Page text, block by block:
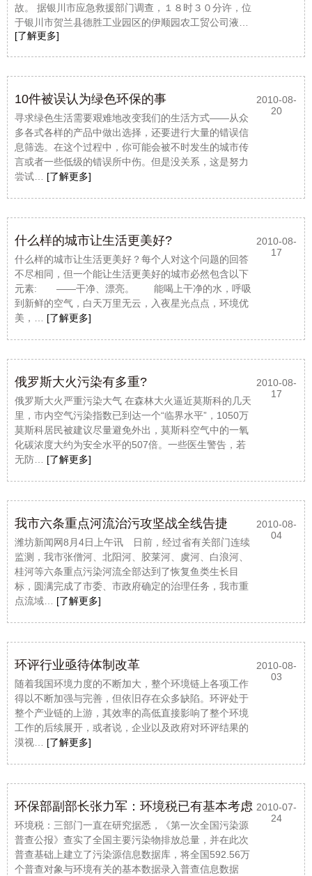
故。 据银川市应急救援部门调查，１８时３０分许，位
于银川市贺兰县德胜工业园区的伊顺园农工贸公司液…
[了解更多]
2010-08-
20
10件被误认为绿色环保的事
寻求绿色生活需要艰难地改变我们的生活方式——从众
多各式各样的产品中做出选择，还要进行大量的错误信
息筛选。在这个过程中，你可能会被不时发生的城市传
言或者一些低级的错误所中伤。但是没关系，这是努力
尝试… [了解更多]
2010-08-
17
什么样的城市让生活更美好?
什么样的城市让生活更美好？每个人对这个问题的回答
不尽相同，但一个能让生活更美好的城市必然包含以下
元素: ——干净、漂亮。 能喝上干净的水，呼吸
到新鲜的空气，白天万里无云，入夜星光点点，环境优
美，… [了解更多]
2010-08-
17
俄罗斯大火污染有多重?
俄罗斯大火严重污染大气 在森林大火逼近莫斯科的几天
里，市内空气污染指数已到达一个“临界水平”，1050万
莫斯科居民被建议尽量避免外出，莫斯科空气中的一氧
化碳浓度大约为安全水平的507倍。一些医生警告，若
无防… [了解更多]
2010-08-
04
我市六条重点河流治污攻坚战全线告捷
潍坊新闻网8月4日上午讯 日前，经过省有关部门连续
监测，我市张僧河、北阳河、胶莱河、虞河、白浪河、
桂河等六条重点污染河流全部达到了恢复鱼类生长目
标，圆满完成了市委、市政府确定的治理任务，我市重
点流域… [了解更多]
2010-08-
03
环评行业亟待体制改革
随着我国环境力度的不断加大，整个环境链上各项工作
得以不断加强与完善，但依旧存在众多缺陷。环评处于
整个产业链的上游，其效率的高低直接影响了整个环境
工作的后续展开，或者说，企业以及政府对环评结果的
漠视… [了解更多]
2010-07-
24
环保部副部长张力军：环境税已有基本考虑
环境税：三部门一直在研究据悉，《第一次全国污染源
普查公报》查实了全国主要污染物排放总量，并在此次
普查基础上建立了污染源信息数据库，将全国592.56万
个普查对象与环境有关的基本数据录入普查信息数据